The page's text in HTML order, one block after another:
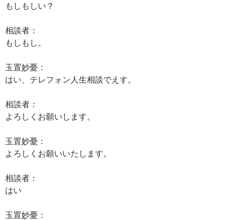
もしもしい？
相談者：
もしもし。
玉置妙憂：
はい、テレフォン人生相談でえす。
相談者：
よろしくお願いします。
玉置妙憂：
よろしくお願いいたします。
相談者：
はい
玉置妙憂：